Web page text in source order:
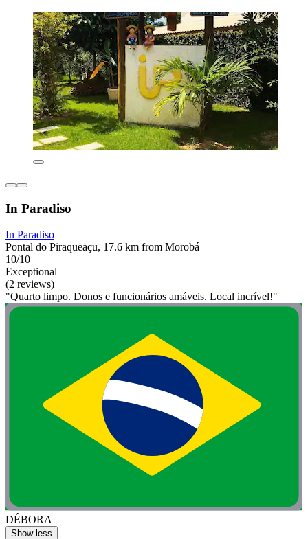
In Paradiso
In Paradiso
Pontal do Piraqueaçu, 17.6 km from Morobá
10/10
Exceptional
(2 reviews)
"Quarto limpo. Donos e funcionários amáveis. Local incrível!"
DÉBORA
Show less